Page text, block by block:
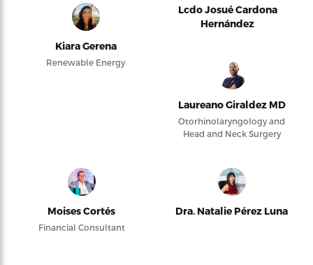
Kiara Gerena
Renewable Energy
Lcdo Josué Cardona
Hernández
Laureano Giraldez MD
Otorhinolaryngology and
Head and Neck Surgery
Moises Cortés
Financial Consultant
Dra. Natalie Pérez Luna